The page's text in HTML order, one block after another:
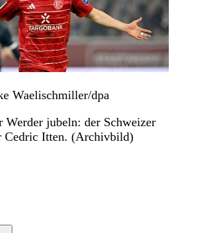
Waelischmiller/dpa
jubeln: der Schweizer
Cedric Itten. (Archivbild)